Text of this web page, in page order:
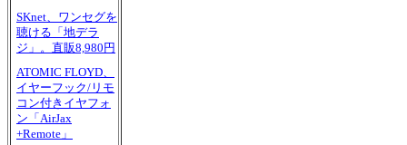
SKnet、ワンセグを
聴ける「地デラ
ジ」。直販8,980円
ATOMIC FLOYD、
イヤーフック/リモ
コン付きイヤフォ
ン「AirJax
+Remote」